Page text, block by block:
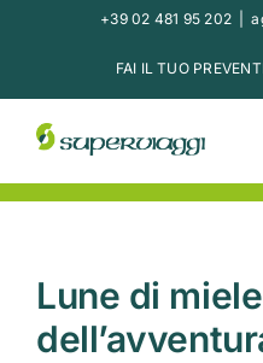
+39 02 481 95 202
FAI IL TUO
Lune di